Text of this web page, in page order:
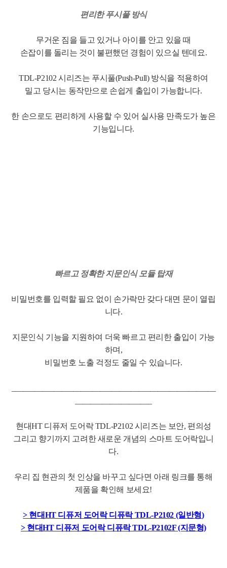
편리한 푸시풀 방식
무거운 짐을 들고 있거나 아이를 안고 있을 때
손잡이를 돌리는 것이 불편했던 경험이 있으실 텐데요.
TDL-P2102 시리즈는 푸시풀(Push-Pull) 방식을 적용하여
밀고 당시는 동작만으로 손쉽게 출입이 가능합니다.
한 손으로도 편리하게 사용할 수 있어 실사용 만족도가 높은
기능입니다.
빠르고 정확한 지문인식 모듈 탑재
비밀번호를 입력할 필요 없이 손가락만 갖다 대면 문이 열립
니다.
지문인식 기능을 지원하여 더욱 빠르고 편리한 출입이 가능
하며,
비밀번호 노출 걱정도 줄일 수 있습니다.
현대HT 디퓨저 도어락 TDL-P2102 시리즈는 보안, 편의성
그리고 향기까지 고려한새로운 개념의 스마트 도어락입니
다.
우리 집 현관의 첫 인상을 바꾸고 싶다면 아래 링크를 통해
제품을 확인해 보세요!
> 현대HT 디퓨저 도어락 디퓨락 TDL-P2102 (일반형)
> 현대HT 디퓨저 도어락 디퓨락 TDL-P2102F(지문형)